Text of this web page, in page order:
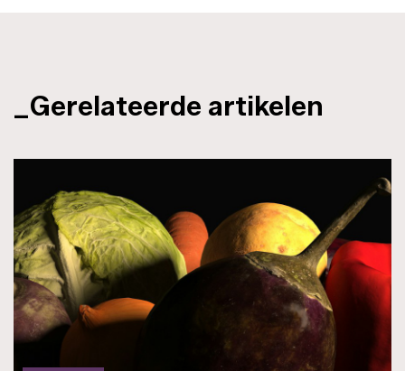
_Gerelateerde artikelen